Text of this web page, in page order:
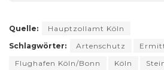
Quelle:
Hauptzollamt Köln
Schlagwörter:
Artenschutz
Flughafen Köln/Bonn
Köln